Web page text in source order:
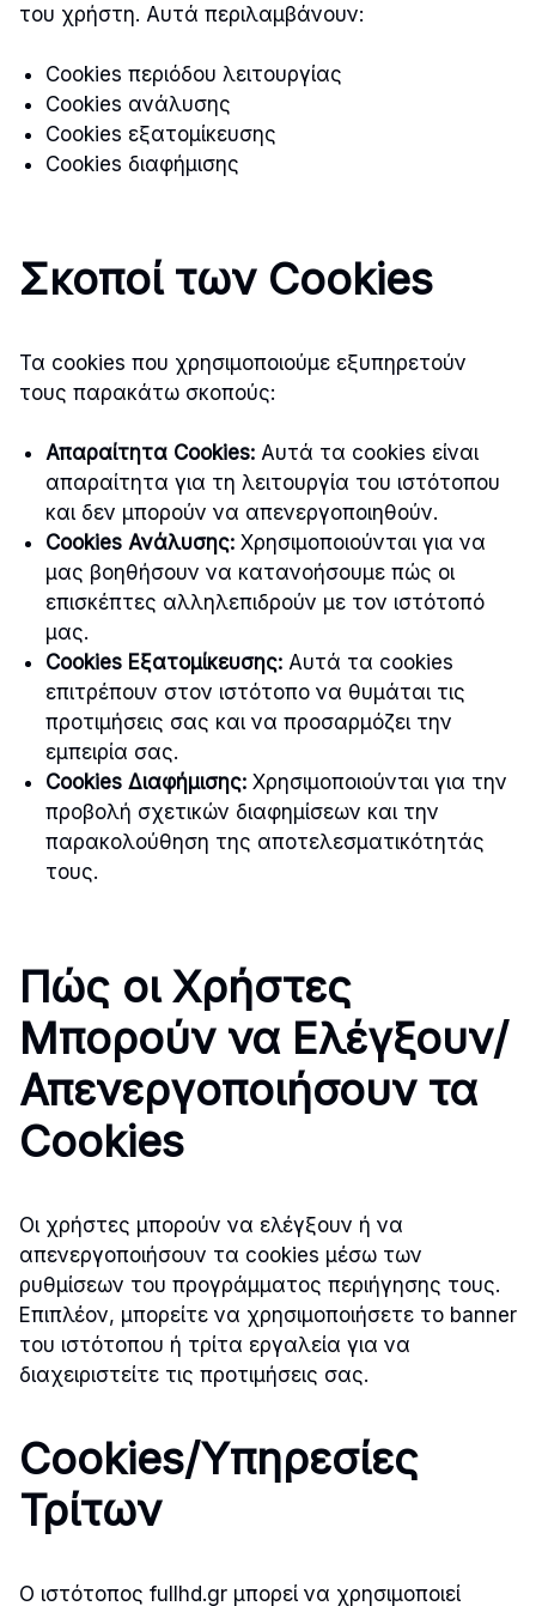
του χρήστη. Αυτά περιλαμβάνουν:
Cookies περιόδου λειτουργίας
Cookies ανάλυσης
Cookies εξατομίκευσης
Cookies διαφήμισης
Σκοποί των Cookies
Τα cookies που χρησιμοποιούμε εξυπηρετούν
τους παρακάτω σκοπούς:
Απαραίτητα Cookies: Αυτά τα cookies είναι
απαραίτητα για τη λειτουργία του ιστότοπου
και δεν μπορούν να απενεργοποιηθούν.
Cookies Ανάλυσης: Χρησιμοποιούνται για να
μας βοηθήσουν να κατανοήσουμε πώς οι
επισκέπτες αλληλεπιδρούν με τον ιστότοπό
μας.
Cookies Εξατομίκευσης: Αυτά τα cookies
επιτρέπουν στον ιστότοπο να θυμάται τις
προτιμήσεις σας και να προσαρμόζει την
εμπειρία σας.
Cookies Διαφήμισης: Χρησιμοποιούνται για την
προβολή σχετικών διαφημίσεων και την
παρακολούθηση της αποτελεσματικότητάς
τους.
Πώς οι Χρήστες
Μπορούν να Ελέγξουν/
Απενεργοποιήσουν τα
Cookies
Οι χρήστες μπορούν να ελέγξουν ή να
απενεργοποιήσουν τα cookies μέσω των
ρυθμίσεων του προγράμματος περιήγησης τους.
Επιπλέον, μπορείτε να χρησιμοποιήσετε το banner
του ιστότοπου ή τρίτα εργαλεία για να
διαχειριστείτε τις προτιμήσεις σας.
Cookies/Υπηρεσίες
Τρίτων
Ο ιστότοπος fullhd.gr μπορεί να χρησιμοποιεί